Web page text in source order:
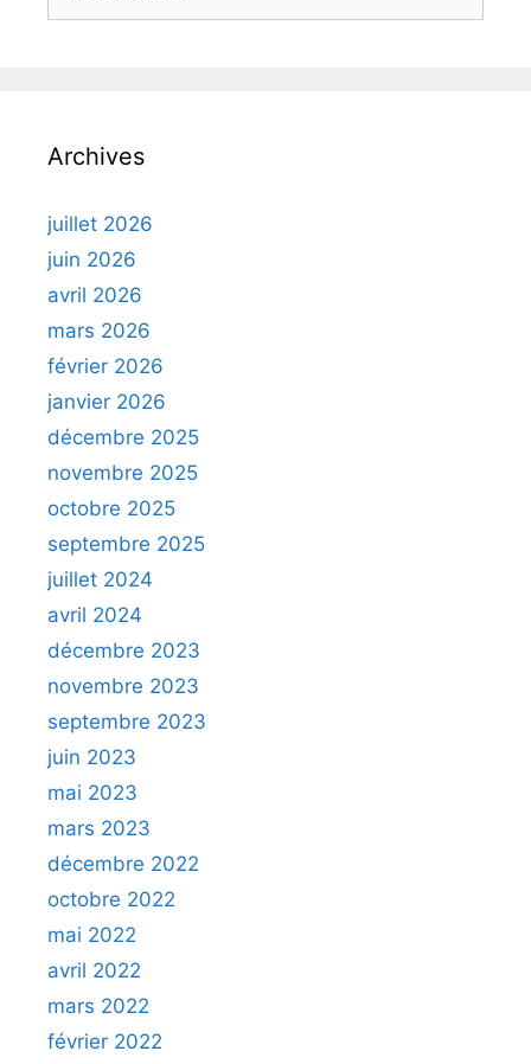
Archives
juillet 2026
juin 2026
avril 2026
mars 2026
février 2026
janvier 2026
décembre 2025
novembre 2025
octobre 2025
septembre 2025
juillet 2024
avril 2024
décembre 2023
novembre 2023
septembre 2023
juin 2023
mai 2023
mars 2023
décembre 2022
octobre 2022
mai 2022
avril 2022
mars 2022
février 2022